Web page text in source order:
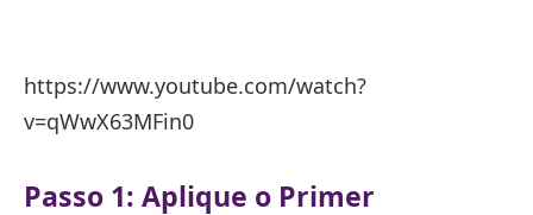
https://www.youtube.com/watch?
v=qWwX63MFin0
Passo 1: Aplique o Primer